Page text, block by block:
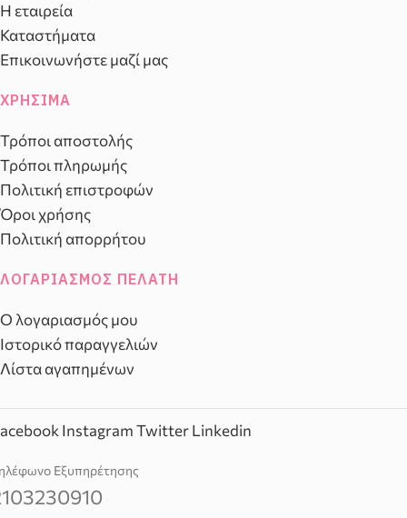
Η εταιρεία
Καταστήματα
Επικοινωνήστε μαζί μας
ΧΡΉΣΙΜΑ
Τρόποι αποστολής
Τρόποι πληρωμής
Πολιτική επιστροφών
Όροι χρήσης
Πολιτική απορρήτου
ΛΟΓΑΡΙΑΣΜΌΣ ΠΕΛΆΤΗ
Ο λογαριασμός μου
Ιστορικό παραγγελιών
Λίστα αγαπημένων
InstagramTwitterLinkedin
Εξυπηρέτησης